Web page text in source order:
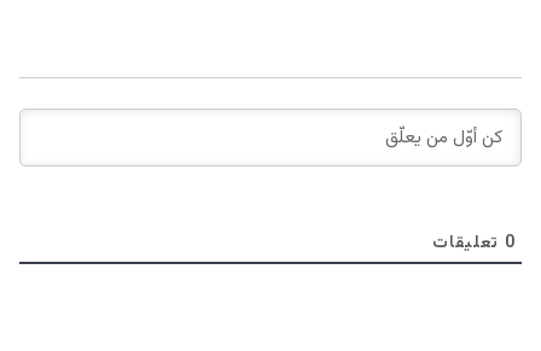
0 تعليقات